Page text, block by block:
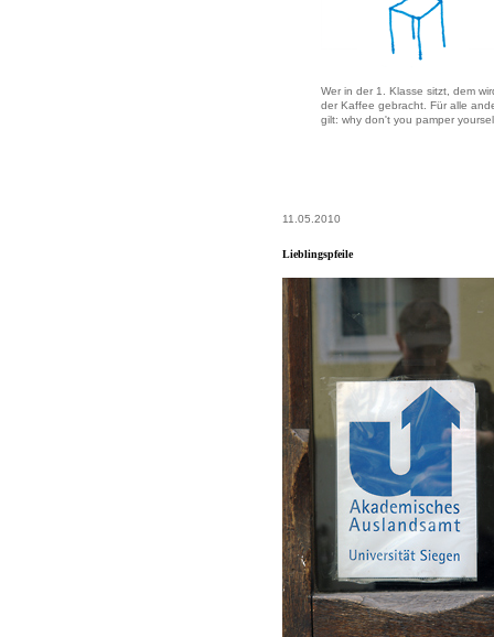
Wer in der 1. Klasse sitzt, dem
der Kaffee gebracht. Für alle
gilt: why don't you pamper
11.05.2010
Lieblingspfeile